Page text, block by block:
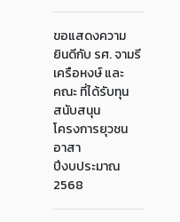
ขอแสดงความ
ยินดีกับ รศ. จามรี
เครือหงษ์ และ
คณะ ที่ได้รับทุน
สนับสนุน
โครงการยุวชน
อาสา
ปีงบประมาณ
2568